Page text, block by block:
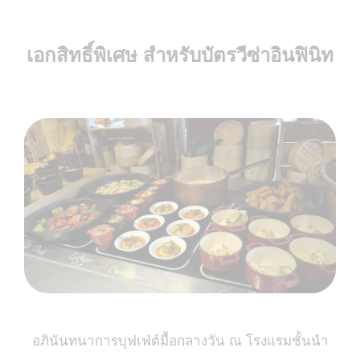
เอกสิทธิ์พิเศษ สำหรับบัตรวีซ่าอินฟินิท
อภินันทนาการบุฟเฟ่ต์มื้อกลางวัน ณ โรงแรมชั้นนำ